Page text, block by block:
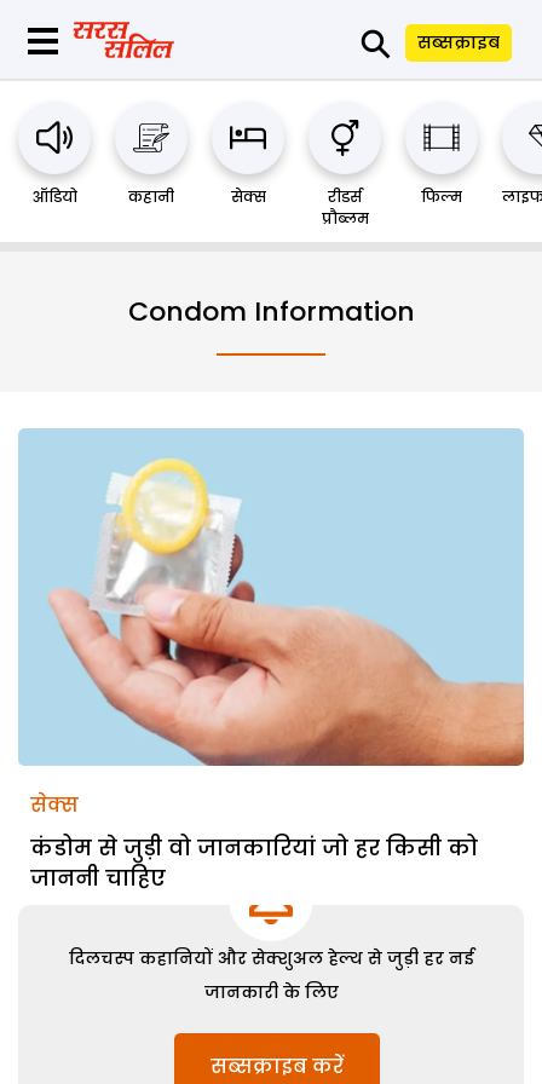
⚲ सब्सक्राइब
ऑडियो कहानी सेक्स
रीडर्स
प्रौब्लम
फिल्म
Condom Information
सेक्स
कंडोम से जुड़ी वो जानकारियां जो हर किसी को
जाननी चाहिए
दिलचस्प कहानियों और सेक्शुअल हेल्थ से जुड़ी हर नई
जानकारी के लिए
सब्सक्राइब करें